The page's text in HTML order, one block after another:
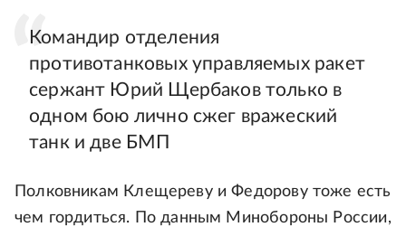
Командир отделения
противотанковых управляемых ракет
сержант Юрий Щербаков только в
одном бою лично сжег вражеский
танк и две БМП
Полковникам Клещереву и Федорову тоже есть
чем гордиться. По данным Минобороны России,